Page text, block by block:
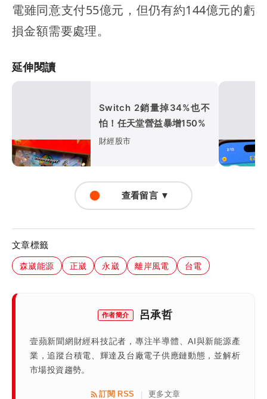
電雖同意支付55億元，但仍有約144億元的虧
損金額需要處理。
延伸閱讀
Switch 2銷量掉34%也不
怕！任天堂營益暴增150%
財經股市
查看留言 ▼
文章標籤
森崴能源 正崴 永崴 離岸風電 台電
作者簡介 呂承哲
壹蘋新聞網財經科技記者，專注半導體、AI與新能源產
業，追蹤台積電、輝達及台廠電子供應鏈動態，並解析
市場投資趨勢。
訂閱 RSS 更多文章